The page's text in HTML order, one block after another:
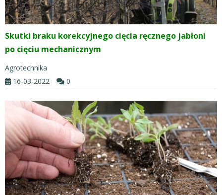
Skutki braku korekcyjnego cięcia ręcznego jabłoni
po cięciu mechanicznym
Agrotechnika
16-03-2022
0